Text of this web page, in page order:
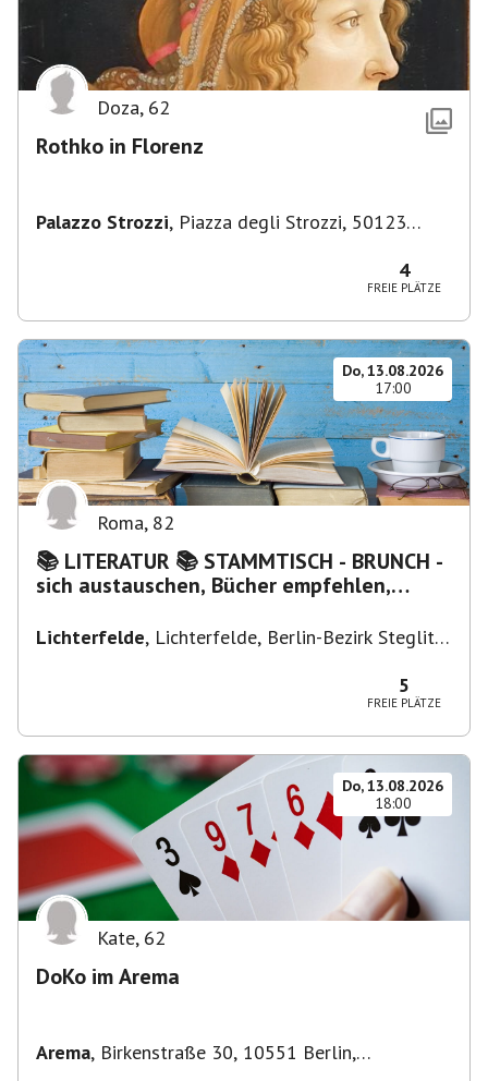
Doza, 62
Rothko in Florenz
Palazzo Strozzi, Piazza degli Strozzi, 50123
4
FREIE PLÄTZE
Do, 13.08.2026
17:00
Roma, 82
📚 LITERATUR 📚 STAMMTISCH - BRUNCH -
sich austauschen, Bücher empfehlen,
Lichterfelde, Lichterfelde, Berlin-Bezirk Steglitz-
5
FREIE PLÄTZE
Do, 13.08.2026
18:00
Kate, 62
DoKo im Arema
Arema, Birkenstraße 30, 10551 Berlin,